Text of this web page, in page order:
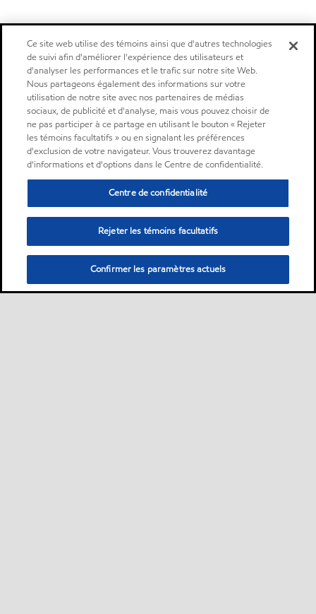
Ce site web utilise des témoins ainsi que d'autres technologies
de suivi afin d'améliorer l'expérience des utilisateurs et
d'analyser les performances et le trafic sur notre site Web.
Nous partageons également des informations sur votre
utilisation de notre site avec nos partenaires de médias
sociaux, de publicité et d'analyse, mais vous pouvez choisir de
ne pas participer à ce partage en utilisant le bouton « Rejeter
les témoins facultatifs » ou en signalant les préférences
d'exclusion de votre navigateur. Vous trouverez davantage
d'informations et d'options dans le Centre de confidentialité.
Centre de confidentialité
Rejeter les témoins facultatifs
Confirmer les paramètres actuels